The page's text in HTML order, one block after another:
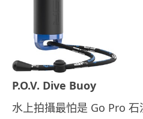
P.O.V. Dive Buoy
水上拍攝最怕是 Go Pro